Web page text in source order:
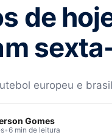
de
europeu e
Gomes
•6 min de leitura